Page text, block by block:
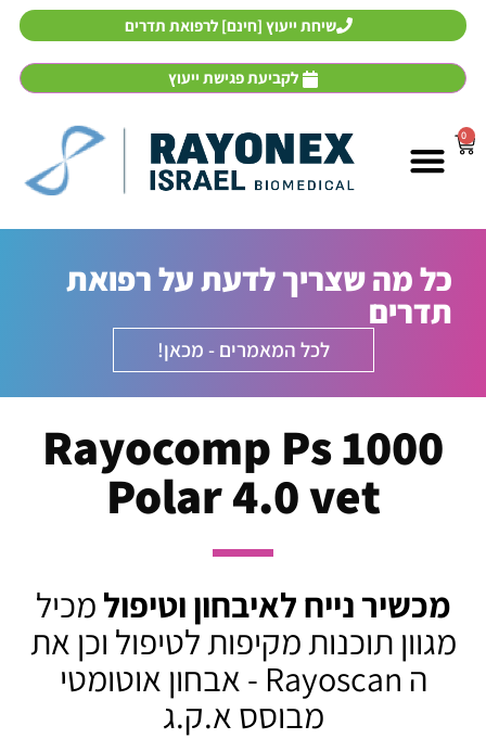
שיחת ייעוץ [חינם] לרפואת תדרים
לקביעת פגישת ייעוץ
0
כל מה שצריך לדעת על רפואת
תדרים
לכל המאמרים - מכאן!
Rayocomp Ps 1000
Polar 4.0 vet
מכשיר נייח לאיבחון וטיפולמכיל
מגוון תוכנות מקיפות לטיפול וכן את
ה Rayoscan - אבחון אוטומטי
מבוסס א.ק.ג